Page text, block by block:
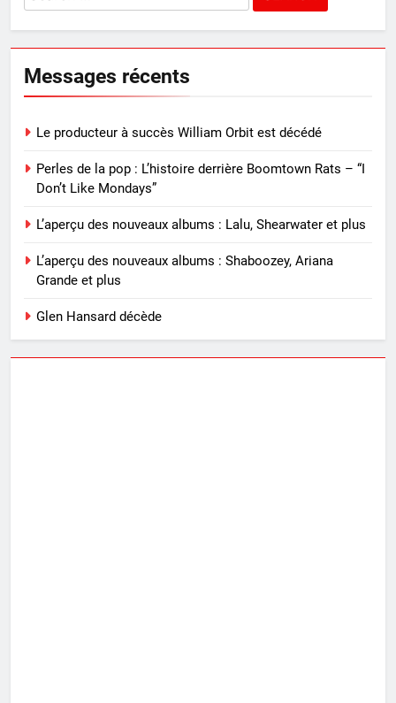
for:
Messages récents
Le producteur à succès William Orbit est décédé
Perles de la pop : L’histoire derrière Boomtown Rats – “I
Don’t Like Mondays”
L’aperçu des nouveaux albums : Lalu, Shearwater et plus
L’aperçu des nouveaux albums : Shaboozey, Ariana
Grande et plus
Glen Hansard décède